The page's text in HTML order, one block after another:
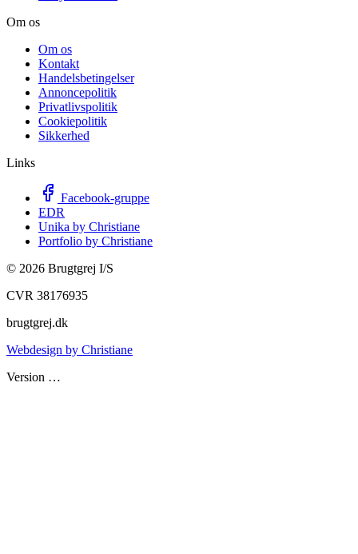
Om os
Om os
Kontakt
Handelsbetingelser
Annoncepolitik
Privatlivspolitik
Cookiepolitik
Sikkerhed
Links
Facebook-gruppe
EDR
Unika by Christiane
Portfolio by Christiane
© 2026 Brugtgrej I/S
CVR 38176935
brugtgrej.dk
Webdesign by Christiane
Version …